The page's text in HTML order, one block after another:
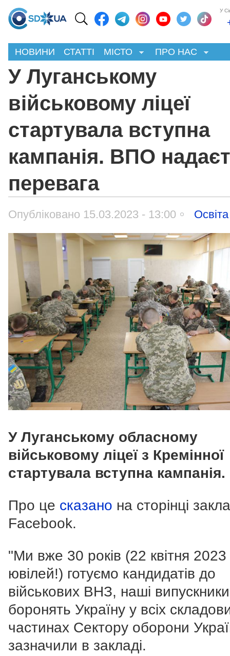
У
НОВИНИ СТАТТІ МІСТО ПРО НАС
У Луганському
військовому ліцеї
стартувала вступна
кампанія. ВПО
перевага
Опубліковано 15.03.2023 - 13:00 Освіта
У Луганському обласному
військовому ліцеї з Кремінної
стартувала вступна кампанія.
Про це сказано на сторінці
Facebook.
"Ми вже 30 років (22 квітня 2023
ювілей!) готуємо кандидатів до
військових ВНЗ, наші випускники
боронять Україну у всіх
частинах Сектору оборони
зазначили в закладі.